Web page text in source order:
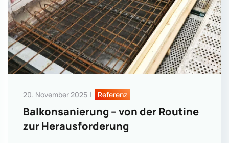
20. November 2025 | Referenz
Balkonsanierung – von der Routine
zur Herausforderung